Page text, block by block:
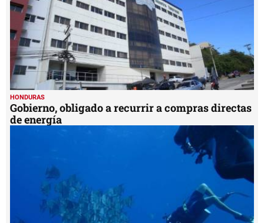
HONDURAS
Gobierno, obligado a recurrir a compras directas
de energía